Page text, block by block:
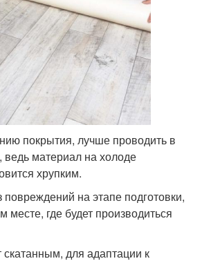
покрытия, лучше проводить в
материал на холоде
хрупким.
на этапе подготовки,
месте, где будет производиться
для адаптации к